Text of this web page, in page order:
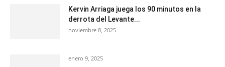
Kervin Arriaga juega los 90 minutos en la
derrota del Levante...
noviembre 8, 2025
enero 9, 2025